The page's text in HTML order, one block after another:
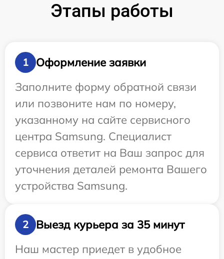
Этапы работы
1
Оформление заявки
Заполните форму обратной связи
или позвоните нам по номеру,
указанному на сайте сервисного
центра Samsung. Специалист
сервиса ответит на Ваш запрос для
уточнения деталей ремонта Вашего
устройства Samsung.
2
Выезд курьера за 35 минут
Наш мастер приедет в удобное